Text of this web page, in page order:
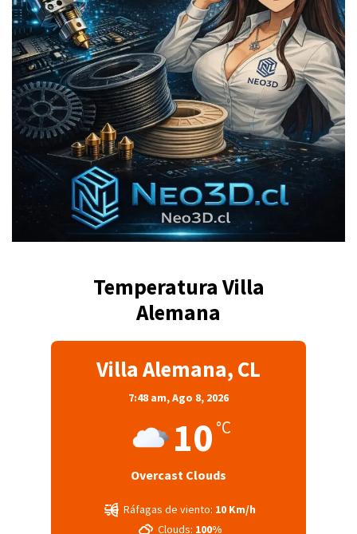
Temperatura Villa
Alemana
Villa Alemana, CL
7:48 am,Ago 8, 2026
10 °C
Overcast Clouds
Ráfagas de viento: 10 Km/h
Clouds: 100%